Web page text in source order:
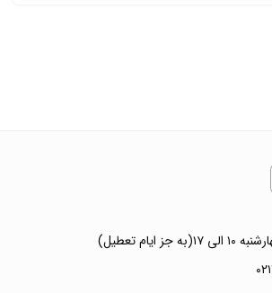
واتس آپ
تعطیل)